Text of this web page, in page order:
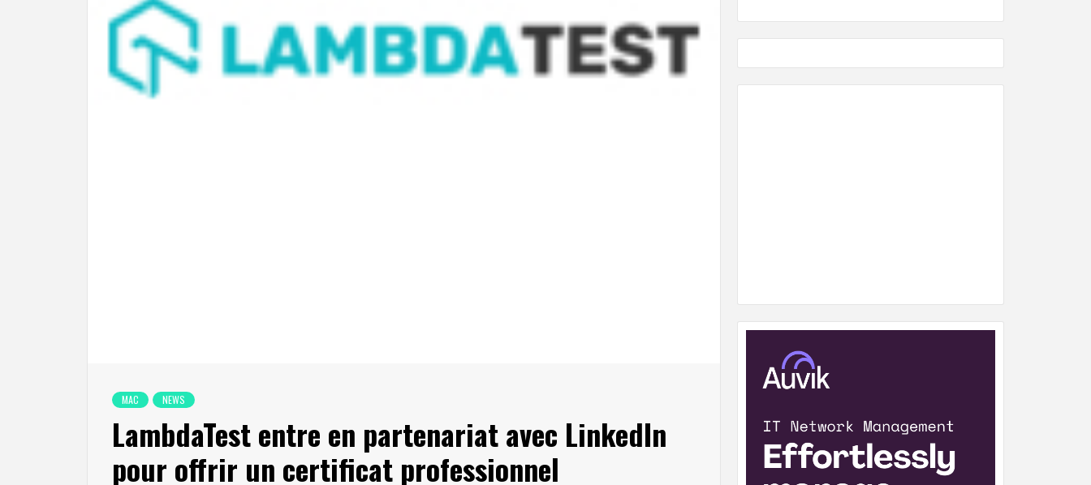
MAC NEWS
LambdaTest entre en partenariat avec LinkedIn
pour offrir un certificat professionnel